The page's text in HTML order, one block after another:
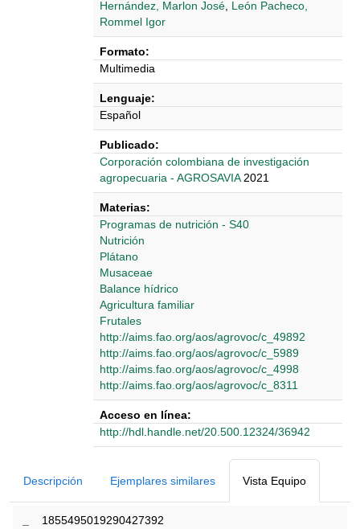
Hernández, Marlon José León Pacheco,
Rommel Igor
Formato:
Multimedia
Lenguaje:
Español
Publicado:
Corporación colombiana de investigación
agropecuaria - AGROSAVIA 2021
Materias:
Programas de nutrición - S40
Nutrición
Plátano
Musaceae
Balance hídrico
Agricultura familiar
Frutales
http://aims.fao.org/aos/agrovoc/c_49892
http://aims.fao.org/aos/agrovoc/c_5989
http://aims.fao.org/aos/agrovoc/c_4998
http://aims.fao.org/aos/agrovoc/c_8311
Acceso en línea:
http://hdl.handle.net/20.500.12324/36942
Descripción Ejemplares similares Vista Equipo
1855495019290427392